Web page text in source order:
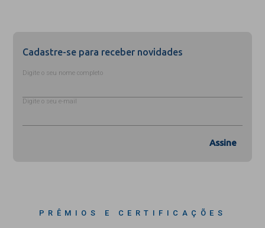
Cadastre-se para receber novidades
Digite o seu nome completo
Digite o seu e-mail
Assine
PRÊMIOS E CERTIFICAÇÕES